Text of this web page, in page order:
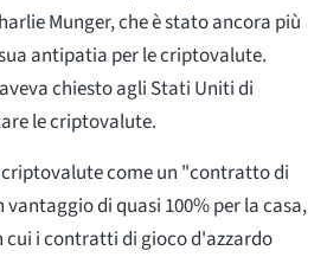
Munger, che è stato ancora più
antipatia per le criptovalute.
chiesto agli Stati Uniti di
le criptovalute.
come un "contratto di
di quasi 100% per la casa,
cui i contratti di gioco d'azzardo